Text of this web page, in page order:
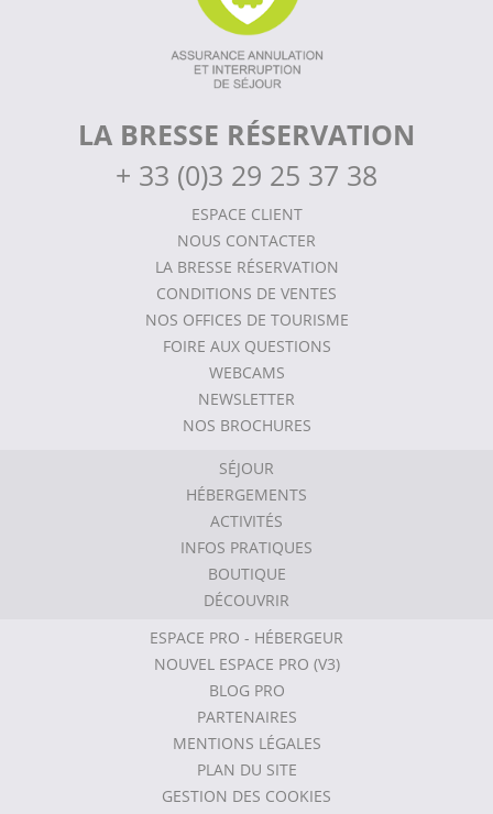
LA BRESSE RÉSERVATION
+ 33 (0)3 29 25 37 38
ESPACE CLIENT
NOUS CONTACTER
LA BRESSE RÉSERVATION
CONDITIONS DE VENTES
NOS OFFICES DE TOURISME
FOIRE AUX QUESTIONS
WEBCAMS
NEWSLETTER
NOS BROCHURES
SÉJOUR
HÉBERGEMENTS
ACTIVITÉS
INFOS PRATIQUES
BOUTIQUE
DÉCOUVRIR
ESPACE PRO - HÉBERGEUR
NOUVEL ESPACE PRO (V3)
BLOG PRO
PARTENAIRES
MENTIONS LÉGALES
PLAN DU SITE
GESTION DES COOKIES